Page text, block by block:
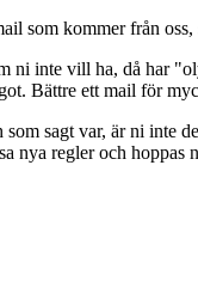
som kommer från
inte vill ha, då har
Bättre ett mail för
sagt var, är ni
nya regler och